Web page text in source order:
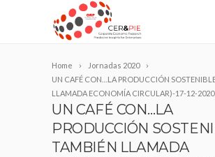
Home
Jornadas 2020
UN CAFÉ CON…LA PRODUCCIÓN
LLAMADA ECONOMÍA CIRCULAR)-17-12-2020
UN CAFÉ CON…LA
PRODUCCIÓN
TAMBIÉN LLAMADA